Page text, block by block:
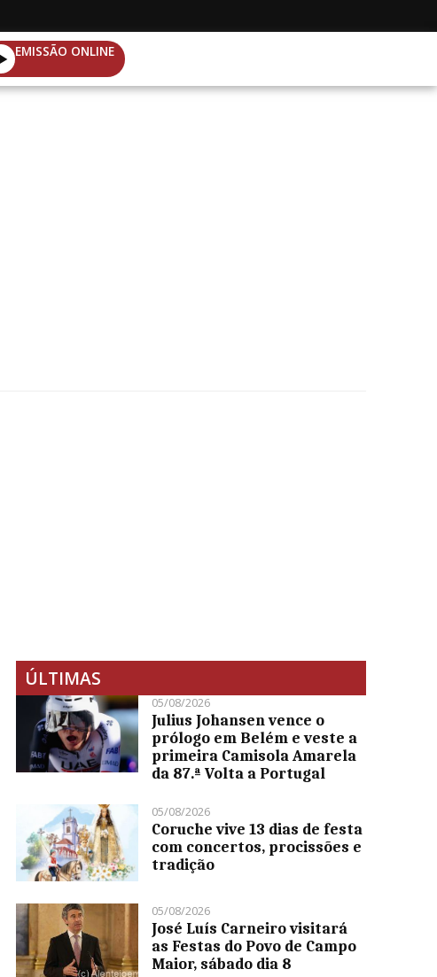
EMISSÃO ONLINE
ÚLTIMAS
05/08/2026
Julius Johansen vence o
prólogo em Belém e veste a
primeira Camisola Amarela
da 87.ª Volta a Portugal
05/08/2026
Coruche vive 13 dias de festa
com concertos, procissões e
tradição
05/08/2026
José Luís Carneiro visitará
as Festas do Povo de Campo
Maior, sábado dia 8